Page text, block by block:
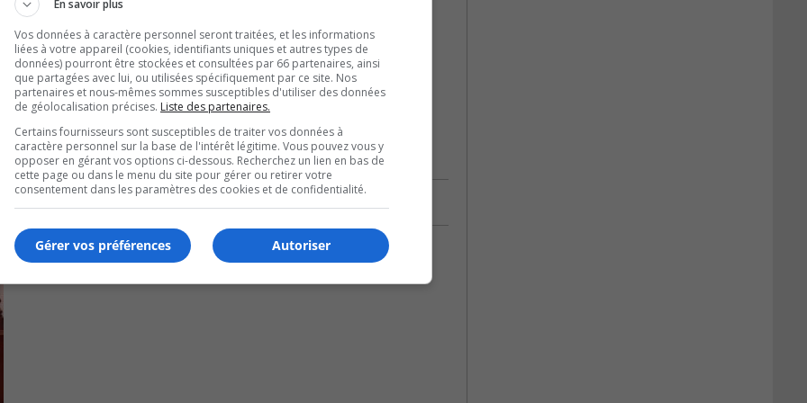
et être invité aux huis clos.
les contribuables.
que chaque vote compte au Québec ».
En savoir plus
Vos données à caractère personnel seront traitées, et les informations
liées à votre appareil (cookies, identifiants uniques et autres types de
données) pourront être stockées et consultées par 66 partenaires, ainsi
que partagées avec lui, ou utilisées spécifiquement par ce site. Nos
partenaires et nous-mêmes sommes susceptibles d'utiliser des données
de géolocalisation précises. Liste des partenaires.
Certains fournisseurs sont susceptibles de traiter vos données à
caractère personnel sur la base de l'intérêt légitime. Vous pouvez vous y
opposer en gérant vos options ci-dessous. Recherchez un lien en bas de
cette page ou dans le menu du site pour gérer ou retirer votre
consentement dans les paramètres des cookies et de confidentialité.
Autoriser
Gérer vos préférences